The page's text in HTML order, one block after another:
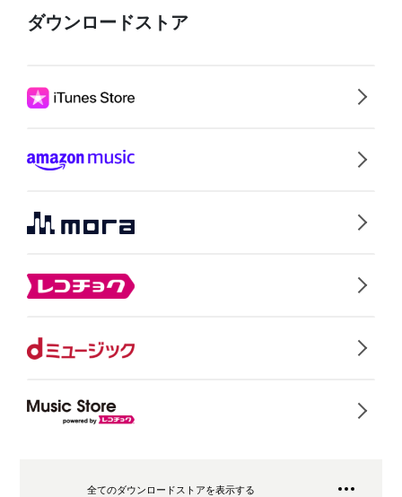
ダウンロードストア
全てのダウンロードストアを表示する